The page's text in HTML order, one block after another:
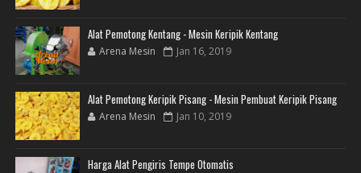
Alat Pemotong Kentang - Mesin Keripik Kentang
Arena Mesin Jan 16, 2019
Alat Pemotong Keripik Pisang - Mesin Pembuat Keripik Pisang
Arena Mesin Jan 10, 2019
Harga Alat Pengiris Tempe Otomatis